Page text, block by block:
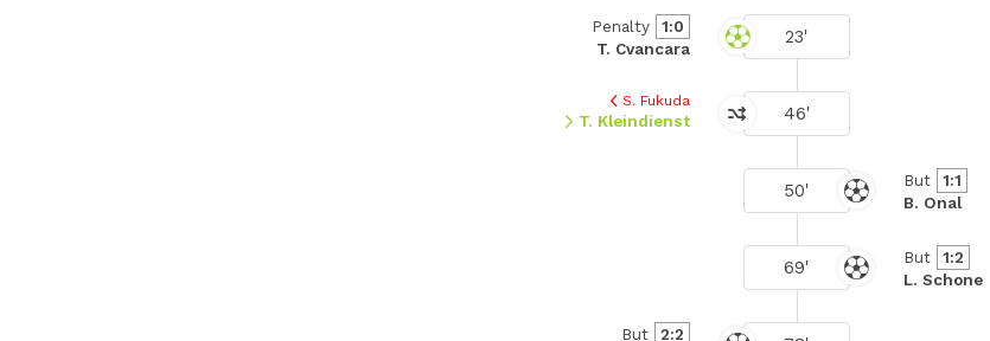
23'
Penalty
1:0
T. Cvancara
46'
S. Fukuda
T. Kleindienst
50' But
1:1
B. Onal
69' But
1:2
L. Schone
But
2:2